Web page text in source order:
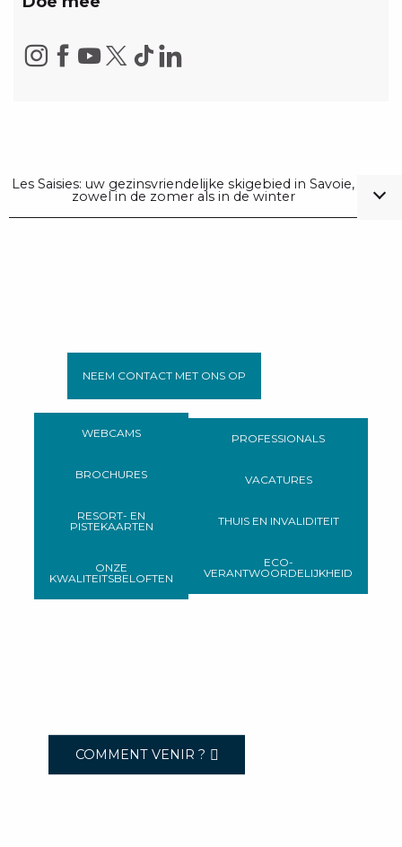
Les Saisies: uw gezinsvriendelijke skigebied in Savoie,
zowel in de zomer als in de winter
NEEM CONTACT MET ONS OP
WEBCAMS
BROCHURES
RESORT- EN
PISTEKAARTEN
ONZE
KWALITEITSBELOFTEN
PROFESSIONALS
VACATURES
THUIS EN INVALIDITEIT
ECO-
VERANTWOORDELIJKHEID
COMMENT VENIR ?